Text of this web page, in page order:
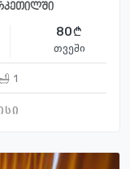
80
თვეში
1